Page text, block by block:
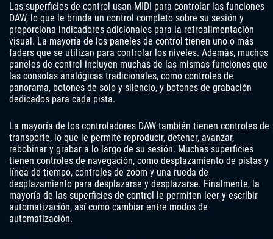
Las superficies de control usan MIDI para controlar las funciones
DAW, lo que le brinda un control completo sobre su sesión y
proporciona indicadores adicionales para la retroalimentación
visual. La mayoría de los paneles de control tienen uno o más
faders que se utilizan para controlar los niveles. Además, muchos
paneles de control incluyen muchas de las mismas funciones que
las consolas analógicas tradicionales, como controles de
panorama, botones de solo y silencio, y botones de grabación
dedicados para cada pista.
La mayoría de los controladores DAW también tienen controles de
transporte, lo que le permite reproducir, detener, avanzar,
rebobinar y grabar a lo largo de su sesión. Muchas superficies
tienen controles de navegación, como desplazamiento de pistas y
línea de tiempo, controles de zoom y una rueda de
desplazamiento para desplazarse y desplazarse. Finalmente, la
mayoría de las superficies de control le permiten leer y escribir
automatización, así como cambiar entre modos de
automatización.